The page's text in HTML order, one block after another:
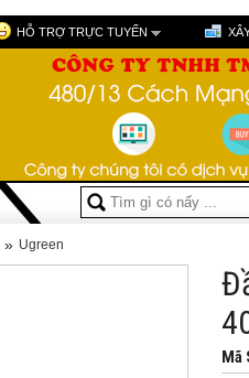
HỖ TRỢ TRỰC TUYẾN
» Ugreen
Mã